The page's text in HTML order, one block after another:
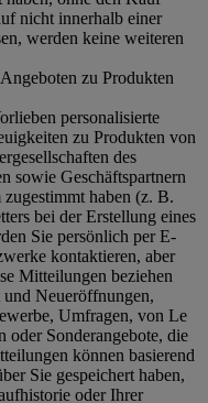
nicht innerhalb einer
werden keine weiteren
zu Produkten
personalisierte
zu Produkten von
des
sowie Geschäftspartnern
haben (z. B.
bei der Erstellung eines
Sie persönlich per E-
kontaktieren, aber
Mitteilungen beziehen
Neueröffnungen,
Umfragen, von Le
oder Sonderangebote, die
können basierend
Sie gespeichert haben,
oder Ihrer